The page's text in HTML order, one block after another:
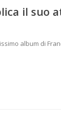
il
album di